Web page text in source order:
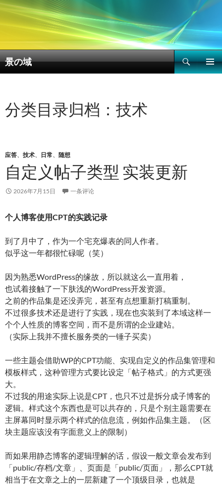
景の域
搜
索
文
分类目录归档：技术
应答、 技术、 日常、 随想
自定义帖子类型 实装更新
2026年7月15日 一条评论
个人博客使用CPT的实践记录
到了月中了，作为一个宅充爆表的同人作者。
似乎这一年都很忙碌呢（笑）
因为熟悉WordPress的缘故，所以就这么一直用着，
也试着接触了一下肤浅的WordPress开发资源。
之前的作品集是还没弄完，甚至有点想重新打稿重制。
不过很多技术还是进行了实践，现在也实装到了本域这样一
个个人性质的博客空间，而不是所谓的企业建站。
（实际上我并不擅长服务类的一锤子买卖）
一些主题会借助WP的CPT功能、实现自定义的作品集管理和
模板样式，这种管理方式要比设定「帖子格式」的方式更强
大。
不过我的用途实际上说是CPT，也只不过是拆分成子博客的
逻辑。样式这个东西也是可以共存的，只是个别主题需要在
主屏幕同时显示两个样式的信息流，例如作品集主题。（区
块主题应该没有字面意义上的限制）
而如果用静态博客的逻辑理解的话，假设一般文章会发布到
「public/存档/文章」、页面是「public/页面」，那么CPT就
相当于在文章之上的一层新建了一个顶级目录，也就是